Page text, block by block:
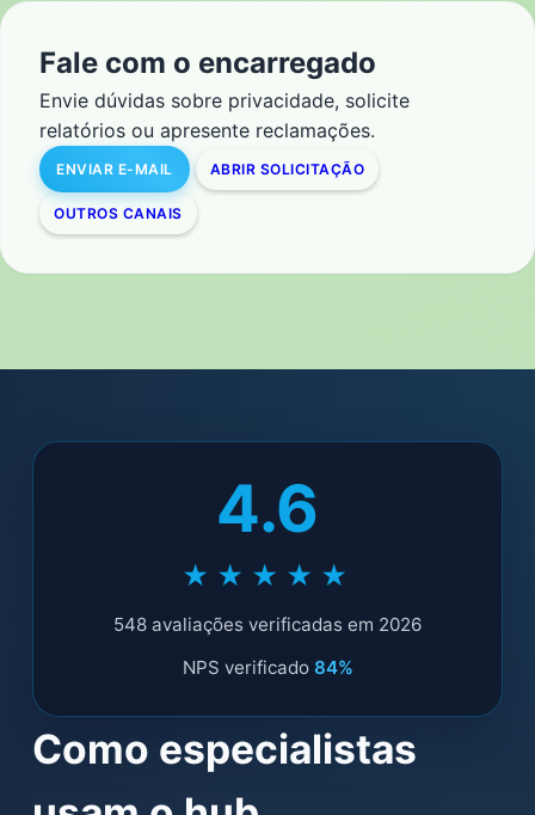
Fale com o encarregado
Envie dúvidas sobre privacidade, solicite
relatórios ou apresente reclamações.
ENVIAR E-MAIL ABRIR SOLICITAÇÃO
OUTROS CANAIS
4.6
★★★★★
548 avaliações verificadas em 2026
NPS verificado 84%
Como especialistas